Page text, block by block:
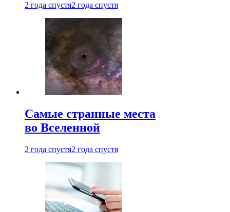
2 года спустя2 года спустя
Самые странные места
во Вселенной
2 года спустя2 года спустя